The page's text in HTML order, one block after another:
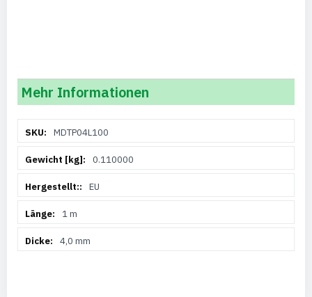
Mehr Informationen
InformationenMDTP04L100
0.110000
EU
1 m
4,0 mm